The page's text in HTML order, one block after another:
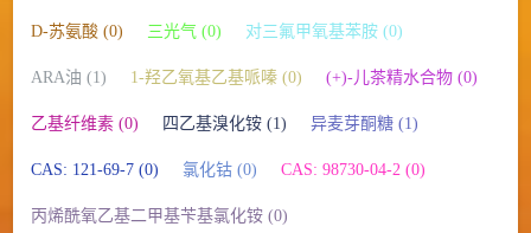
D-苏氨酸 (0) 三光气 (0) 对三氟甲氧基苯胺 (0)
ARA油 (1) 1-羟乙氧基乙基哌嗪 (0) (+)-儿茶精水合物 (0)
乙基纤维素 (0) 四乙基溴化铵 (1) 异麦芽酮糖 (1)
CAS: 121-69-7 (0) 氯化钴 (0) CAS: 98730-04-2 (0)
丙烯酰氧乙基二甲基苄基氯化铵 (0)